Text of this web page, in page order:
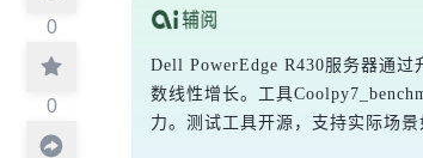
0
0
Dell PowerEdge R430服务器通
数线性增长。工具
力。测试工具开源，支持实际场